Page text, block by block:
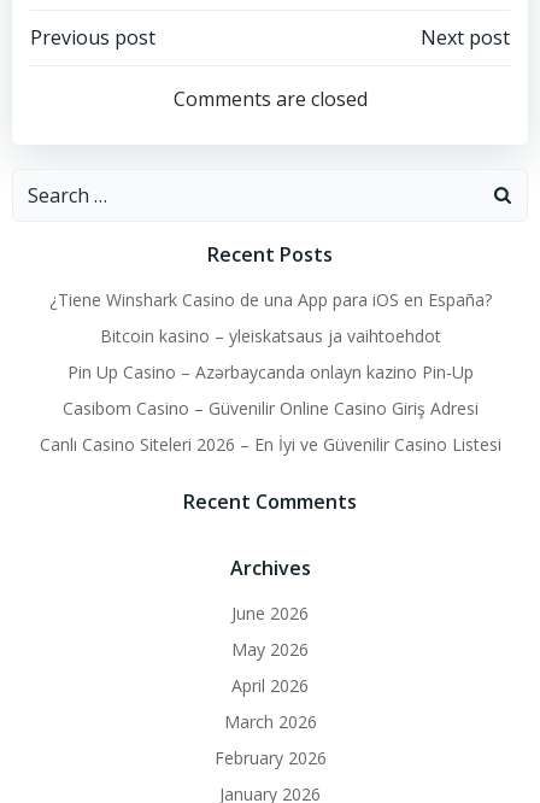
Post
navigation
Previous post
navigation
Next post
Comments are closed
Search
Recent Posts
¿Tiene Winshark Casino de una App para iOS en España?
Bitcoin kasino – yleiskatsaus ja vaihtoehdot
Pin Up Casino – Azərbaycanda onlayn kazino Pin-Up
Casibom Casino – Güvenilir Online Casino Giriş Adresi
Canlı Casino Siteleri 2026 – En İyi ve Güvenilir Casino Listesi
Recent Comments
Archives
June 2026
May 2026
April 2026
March 2026
February 2026
January 2026